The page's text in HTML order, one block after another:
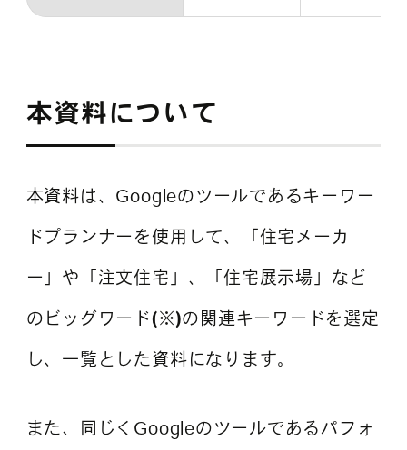
本資料について
本資料は、Googleのツールであるキーワー
ドプランナーを使用して、「住宅メーカ
ー」や「注文住宅」、「住宅展示場」など
のビッグワード(※)の関連キーワードを選定
し、一覧とした資料になります。
また、同じくGoogleのツールであるパフォ